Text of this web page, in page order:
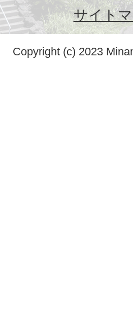
サイト
Copyright (c) 2023